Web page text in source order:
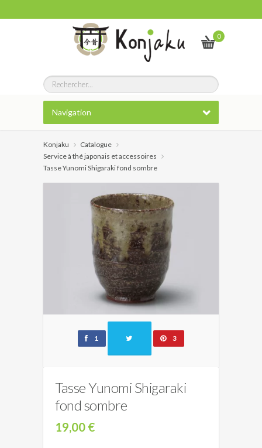
0
Navigation
Konjaku
Catalogue
Service à thé japonais et accessoires
Tasse Yunomi Shigaraki fond sombre
1 3
Tasse Yunomi Shigaraki
fond sombre
19,00 €